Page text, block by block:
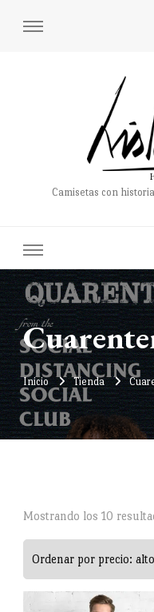
Camisetas con
Inicio Tienda
Mostrando los 10